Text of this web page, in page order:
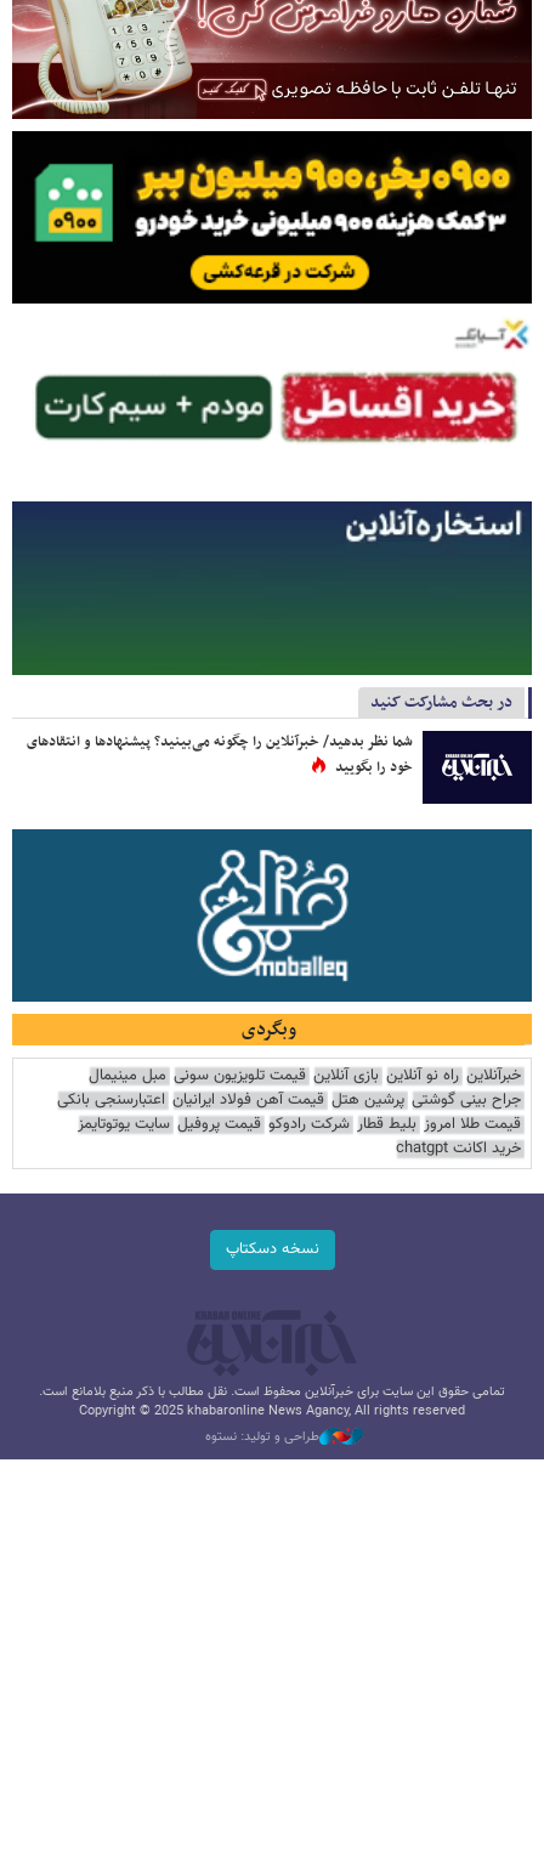
در بحث مشارکت کنید
شما نظر بدهید/ خبرآنلاین را چگونه می‌بینید؟ پیشنهادها و انتقادهای
خود را بگویید
وبگردی
خبرآنلاین راه نو آنلاین بازی آنلاین قیمت تلویزیون سونی مبل مینیمال
جراح بینی گوشتی پرشین هتل قیمت آهن فولاد ایرانیان اعتبارسنجی بانکی
قیمت طلا امروز بلیط قطار شرکت رادوکو قیمت پروفیل سایت یوتوتایمز
خرید اکانت chatgpt
نسخه دسکتاپ
تمامی حقوق این سایت برای خبرآنلاین محفوظ است. نقل مطالب با ذکر منبع بلامانع است.
Copyright © 2025 khabaronline News Agancy, All rights reserved
طراحی و تولید: نستوه